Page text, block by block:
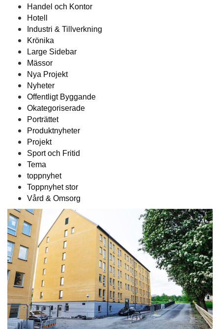
Handel och Kontor
Hotell
Industri & Tillverkning
Krönika
Large Sidebar
Mässor
Nya Projekt
Nyheter
Offentligt Byggande
Okategoriserade
Porträttet
Produktnyheter
Projekt
Sport och Fritid
Tema
toppnyhet
Toppnyhet stor
Vård & Omsorg